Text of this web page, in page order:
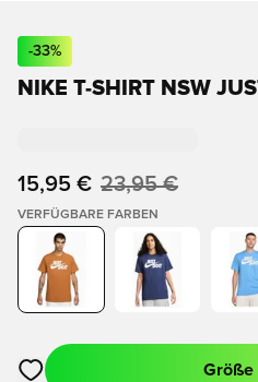
-33%
NIKE T-SHIRT NSW
15,95 € 23,95 €
VERFÜGBARE FARBEN
Größe